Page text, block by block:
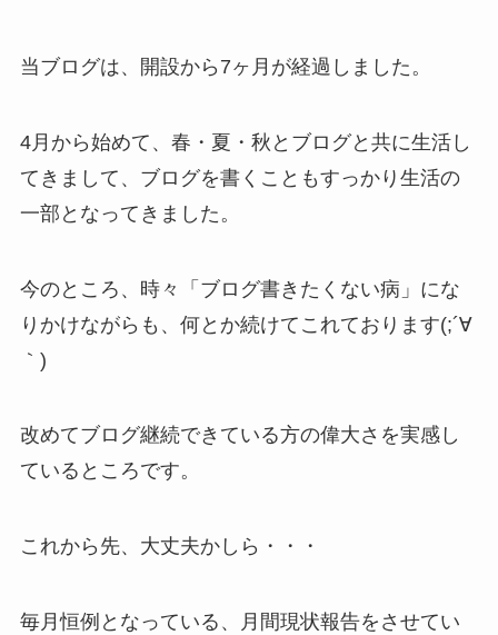
当ブログは、開設から7ヶ月が経過しました。
4月から始めて、春・夏・秋とブログと共に生活し
てきまして、ブログを書くこともすっかり生活の
一部となってきました。
今のところ、時々「ブログ書きたくない病」にな
りかけながらも、何とか続けてこれております(;´∀
｀)
改めてブログ継続できている方の偉大さを実感し
ているところです。
これから先、大丈夫かしら・・・
毎月恒例となっている、月間現状報告をさせてい